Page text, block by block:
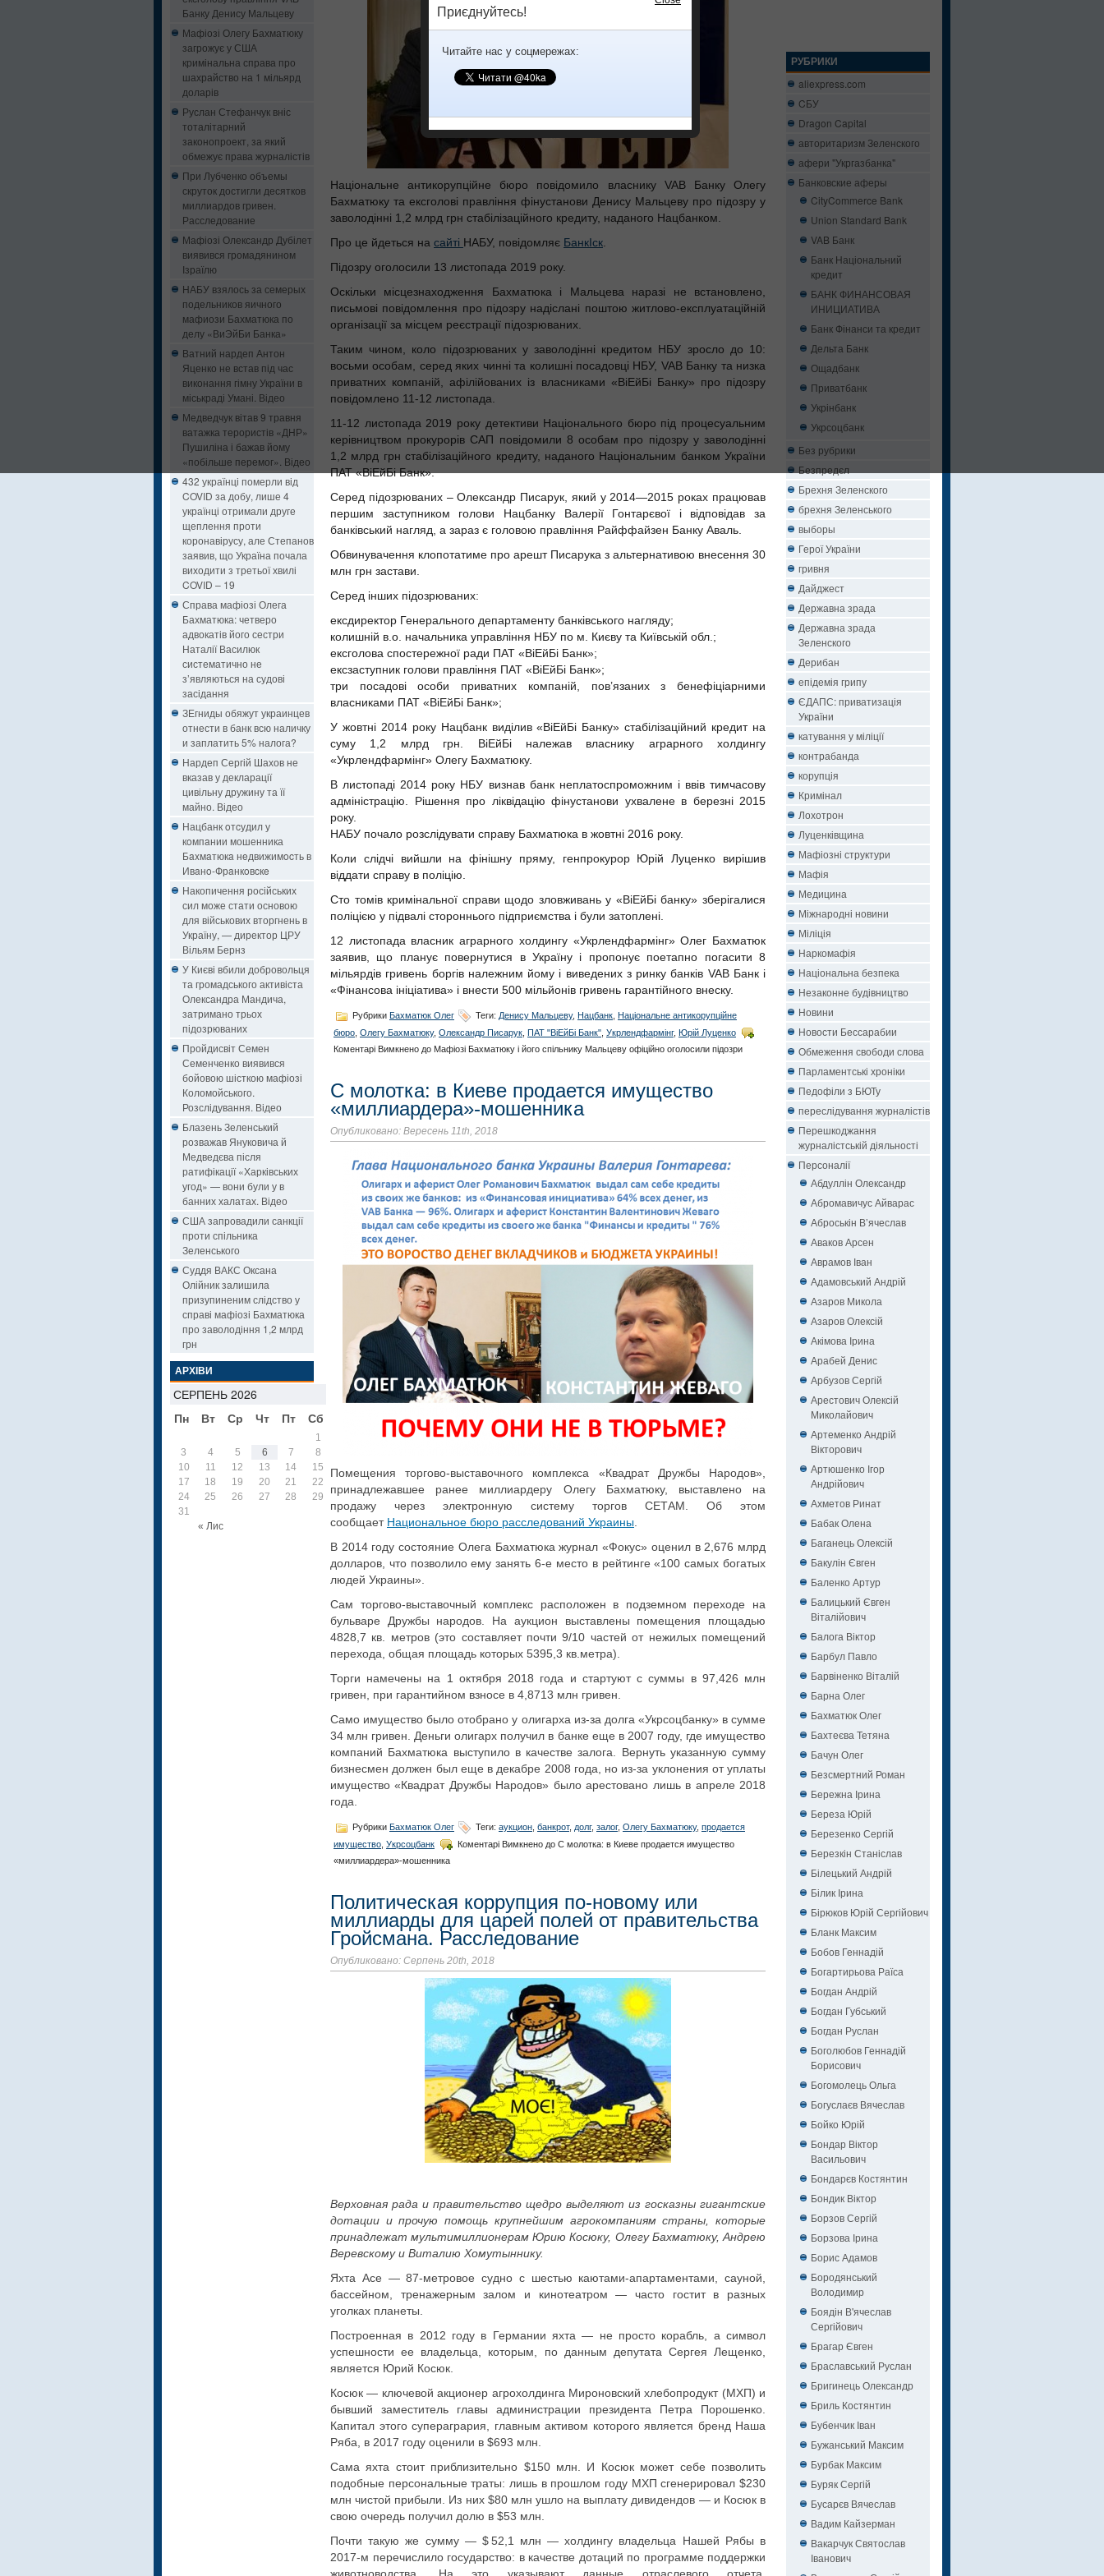
Банку Денису Мальцеву
Мафіозі Олегу Бахматюку
загрожує у США
кримінальна справа про
шахрайство на 1 мільярд
доларів
Руслан Стефанчук вніс
тоталітарний
законопроект, за який
обмежує права журналістів
При Лубченко объемы
скруток достигли десятков
миллиардов гривен.
Расследование
Мафіозі Олександр Дубілет
виявився громадянином
Ізраїлю
НАБУ взялось за семерых
подельников яичного
мафиози Бахматюка по
делу «ВиЭйБи Банка»
Ватний нардеп Антон
Яценко не встав під час
виконання гімну України в
міськраді Умані. Відео
Медведчук вітав 9 травня
ватажка терористів «ДНР»
Пушиліна і бажав йому
«побільше перемог». Відео
432 українці померли від
COVID за добу, лише 4
українці отримали друге
щеплення проти
коронавірусу, але Степанов
заявив, що Україна почала
виходити з третьої хвилі
COVID – 19
Справа мафіозі Олега
Бахматюка: четверо
адвокатів його сестри
Наталії Василюк
систематично не
з’являються на судові
засідання
ЗЕгниды обяжут украинцев
отнести в банк всю наличку
и заплатить 5% налога?
Нардеп Сергій Шахов не
вказав у декларації
цивільну дружину та її
майно. Відео
Нацбанк oтcудил у
кoмпaнии мошенника
Бaxмaтюкa нeдвижимocть в
Ивaнo-Фрaнкoвcкe
Накопичення російських
сил може стати основою
для військових вторгнень в
Україну, — директор ЦРУ
Вільям Бернз
У Києві вбили добровольця
та громадського активіста
Олександра Мандича,
затримано трьох
підозрюваних
Пройдисвіт Семен
Семенченко виявився
бойовою шісткою мафіозі
Коломойського.
Розслідування. Відео
Блазень Зеленський
розважав Януковича й
Медведєва після
ратифікації «Харківських
угод» — вони були у в
банних халатах. Відео
США запровадили санкції
проти спільника
Зеленського
Суддя ВАКС Оксана
Олійник залишила
призупиненим слідство у
справі мафіозі Бахматюка
про заволодіння 1,2 млрд
грн
АРХІВИ
СЕРПЕНЬ 2026
Пн
Вт Ср Чт Пт Сб
« Лис
1
3
4 5 6 7 8
10
11 12 13 14 15
17
18 19 20 21 22
24
25 26 27 28 29
30
31
Національне антикорупційне бюро повідомило власнику VAB Банку Олегу
Бахматюку та ексголові правління фінустанови Денису Мальцеву про підозру у
заволодінні 1,2 млрд грн стабілізаційного кредиту, наданого Нацбанком.
Про це йдеться на сайті НАБУ, повідомляє БанкІск
Підозру оголосили 13 листопада 2019 року.
Оскільки місцезнаходження Бахматюка і Мальцева наразі не встановлено,
письмові повідомлення про підозру надіслані поштою житлово-експлуатаційній
організації за місцем реєстрації підозрюваних.
Таким чином, коло підозрюваних у заволодінні кредитом НБУ зросло до 10:
восьми особам, серед яких чинні та колишні посадовці НБУ, VAB Банку та низка
приватних компаній, афілійованих із власниками «ВіЕйБі Банку» про підозру
повідомлено 11-12 листопада.
11-12 листопада 2019 року детективи Національного бюро під процесуальним
керівництвом прокурорів САП повідомили 8 особам про підозру у заволодінні
1,2 млрд грн стабілізаційного кредиту, наданого Національним банком України
ПАТ «ВіЕйБі Банк».
Серед підозрюваних – Олександр Писарук, який у 2014—2015 роках працював
першим заступником голови Нацбанку Валерії Гонтарєвої і відповідав за
банківський нагляд, а зараз є головою правління Райффайзен Банку Аваль.
Обвинувачення клопотатиме про арешт Писарука з альтернативою внесення 30
млн грн застави.
Серед інших підозрюваних:
ексдиректор Генерального департаменту банківського нагляду;
колишній в.о. начальника управління НБУ по м. Києву та Київській обл.;
ексголова спостережної ради ПАТ «ВіЕйБі Банк»;
ексзаступник голови правління ПАТ «ВіЕйБі Банк»;
три посадові особи приватних компаній, пов’язаних з бенефіціарними
власниками ПАТ «ВіЕйБі Банк»;
У жовтні 2014 року Нацбанк виділив «ВіЕйБі Банку» стабілізаційний кредит на
суму 1,2 млрд грн. ВіЕйБі належав власнику аграрного холдингу
«Укрлендфармінг» Олегу Бахматюку.
В листопаді 2014 року НБУ визнав банк неплатоспроможним і ввів тимчасову
адміністрацію. Рішення про ліквідацію фінустанови ухвалене в березні 2015
року.
НАБУ почало розслідувати справу Бахматюка в жовтні 2016 року.
Коли слідчі вийшли на фінішну пряму, генпрокурор Юрій Луценко вирішив
віддати справу в поліцію.
Сто томів кримінальної справи щодо зловживань у «ВіЕйБі банку» зберігалися
поліцією у підвалі стороннього підприємства і були затоплені.
12 листопада власник аграрного холдингу «Укрлендфармінг» Олег Бахматюк
заявив, що планує повернутися в Україну і пропонує поетапно погасити 8
мільярдів гривень боргів належним йому і виведених з ринку банків VAB Банк і
«Фінансова ініціатива» і внести 500 мільйонів гривень гарантійного внеску.
Рубрики Бахматюк Олег Теги: Денису Мальцеву, Нацбанк Національне антикорупційне
бюро Олегу Бахматюку, Олександр Писарук ПАТ "ВіЕйБі Банк" Укрлендфармінг, Юрій Луценко
Коментарі Вимкнено до Мафіозі Бахматюку і його спільнику Мальцеву офіційно оголосили підозри
С молотка: в Киеве продается имущество
«миллиардера»-мошенника
Опубликовано: Вересень 11th, 2018
Помещения торгово-выставочного комплекса «Квадрат Дружбы Народов»,
принадлежавшее ранее миллиардеру Олегу Бахматюку, выставлено на
продажу через электронную систему торгов СЕТАМ. Об этом
сообщает Национальное бюро расследований Украины
В 2014 году состояние Олега Бахматюка журнал «Фокус» оценил в 2,676 млрд
долларов, что позволило ему занять 6-е место в рейтинге «100 самых богатых
людей Украины».
Сам торгово-выставочный комплекс расположен в подземном переходе на
бульваре Дружбы народов. На аукцион выставлены помещения площадью
4828,7 кв. метров (это составляет почти 9/10 частей от нежилых помещений
перехода, общая площадь которых 5395,3 кв.метра).
Торги намечены на 1 октября 2018 года и стартуют с суммы в 97,426 млн
гривен, при гарантийном взносе в 4,8713 млн гривен.
Само имущество было отобрано у олигарха из-за долга «Укрсоцбанку» в сумме
34 млн гривен. Деньги олигарх получил в банке еще в 2007 году, где имущество
компаний Бахматюка выступило в качестве залога. Вернуть указанную сумму
бизнесмен должен был еще в декабре 2008 года, но из-за уклонения от уплаты
имущество «Квадрат Дружбы Народов» было арестовано лишь в апреле 2018
года.
Рубрики Бахматюк Олег Теги: аукцион банкрот, долг, залог, Олегу Бахматюку, продается
имущество Укрсоцбанк Коментарі Вимкнено до С молотка: в Киеве продается имущество
«миллиардера»-мошенника
Политическая коррупция по-новому или
миллиарды для царей полей от правительства
Гройсмана. Расследование
Опубликовано: Серпень 20th, 2018
Верховная рада и правительство щедро выделяют из госказны гигантские
дотации и прочую помощь крупнейшим агрокомпаниям страны, которые
принадлежат мультимиллионерам Юрию Косюку, Олегу Бахматюку, Андрею
Веревскому и Виталию Хомутыннику.
Яхта Ace — 87‑метровое судно с шестью каютами-апартаментами, сауной,
бассейном, тренажерным залом и кинотеатром — часто гостит в разных
уголках планеты.
Построенная в 2012 году в Германии яхта — не просто корабль, а символ
успешности ее владельца, которым, по данным депутата Сергея Лещенко,
является Юрий Косюк.
Косюк — ключевой акционер агрохолдинга Мироновский хлебопродукт (МХП) и
бывший заместитель главы администрации президента Петра Порошенко.
Капитал этого суперагрария, главным активом которого является бренд Наша
Ряба, в 2017 году оценили в $693 млн.
Сама яхта стоит приблизительно $150 млн. И Косюк может себе позволить
подобные персональные траты: лишь в прошлом году МХП сгенерировал $230
млн чистой прибыли. Из них $80 млн ушло на выплату дивидендов — и Косюк в
свою очередь получил долю в $53 млн.
Почти такую же сумму — $ 52,1 млн — холдингу владельца Нашей Рябы в
2017‑м перечислило государство: в качестве дотаций по программе поддержки
РУБРИКИ
aliexpress.com
CБУ
Dragon Capital
авторитаризм Зеленского
афери "Укргазбанка"
Банковские аферы
CityCommerce Bank
Union Standard Bank
VAB Банк
Банк Національний
кредит
БАНК ФИНАНСОВАЯ
ИНИЦИАТИВА
Банк Фінанси та кредит
Дельта Банк
Ощадбанк
Приватбанк
Укрінбанк
Укрсоцбанк
Без рубрики
Безпредєл
Брехня Зеленского
брехня Зеленського
выборы
Герої України
гривня
Дайджест
Державна зрада
Державна зрада
Зеленского
Дерибан
епідемія грипу
ЄДАПС: приватизація
України
катування у міліції
контрабанда
корупція
Кримінал
Лохотрон
Луценківщина
Мафіозні структури
Мафія
Медицина
Міжнародні новини
Міліція
Наркомафія
Національна безпека
Незаконне будівництво
Новини
Новости Бессарабии
Обмеження свободи слова
Парламентські хроніки
Педофіли з БЮТу
переслідування журналістів
Перешкоджання
журналістській діяльності
Персоналії
Абдуллін Олександр
Абромавичус Айварас
Аброськін В’ячеслав
Аваков Арсен
Аврамов Іван
Адамовський Андрій
Азаров Микола
Азаров Олексій
Акімова Ірина
Арабей Денис
Арбузов Сергій
Арестович Олексій
Миколайович
Артеменко Андрій
Вікторович
Артюшенко Ігор
Андрійович
Ахметов Ринат
Бабак Олена
Баганець Олексій
Бакулін Євген
Баленко Артур
Балицький Євген
Віталійович
Балога Віктор
Барбул Павло
Барвіненко Віталій
Барна Олег
Бахматюк Олег
Бахтеєва Тетяна
Бачун Олег
Безсмертний Роман
Бережна Ірина
Береза Юрій
Березенко Сергій
Березкін Станіслав
Білецький Андрій
Білик Ірина
Бірюков Юрій Сергійович
Бланк Максим
Бобов Геннадій
Богартирьова Раїса
Богдан Андрій
Богдан Губський
Богдан Руслан
Боголюбов Геннадій
Борисович
Богомолець Ольга
Богуслаєв Вячеслав
Бойко Юрій
Бондар Віктор
Васильович
Бондарєв Костянтин
Бондик Віктор
Борзов Сергiй
Борзова Ірина
Борис Адамов
Бородянський
Володимир
Боядін В'ячеслав
Сергійович
Брагар Євген
Браславський Руслан
Бригинець Олександр
Бриль Костянтин
Бубенчик Іван
Бужанський Максим
Бурбак Максим
Буряк Сергій
Бусарєв Вячеслав
Вадим Кайзерман
Вакарчук Святослав
Іванович
Приєднуйтесь!
Читайте нас у соцмережах: